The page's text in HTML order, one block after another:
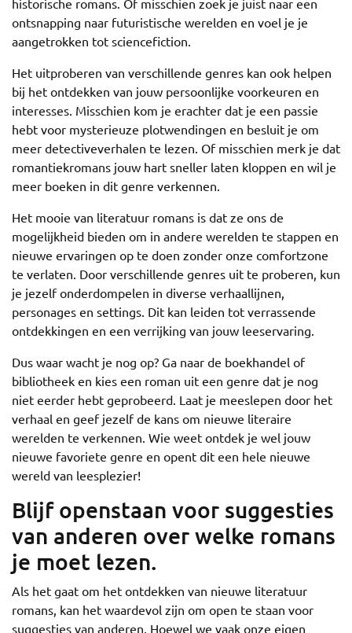
historische romans. Of misschien zoek je juist naar een
ontsnapping naar futuristische werelden en voel je je
aangetrokken tot sciencefiction.
Het uitproberen van verschillende genres kan ook helpen
bij het ontdekken van jouw persoonlijke voorkeuren en
interesses. Misschien kom je erachter dat je een passie
hebt voor mysterieuze plotwendingen en besluit je om
meer detectiveverhalen te lezen. Of misschien merk je dat
romantiekromans jouw hart sneller laten kloppen en wil je
meer boeken in dit genre verkennen.
Het mooie van literatuur romans is dat ze ons de
mogelijkheid bieden om in andere werelden te stappen en
nieuwe ervaringen op te doen zonder onze comfortzone
te verlaten. Door verschillende genres uit te proberen, kun
je jezelf onderdompelen in diverse verhaallijnen,
personages en settings. Dit kan leiden tot verrassende
ontdekkingen en een verrijking van jouw leeservaring.
Dus waar wacht je nog op? Ga naar de boekhandel of
bibliotheek en kies een roman uit een genre dat je nog
niet eerder hebt geprobeerd. Laat je meeslepen door het
verhaal en geef jezelf de kans om nieuwe literaire
werelden te verkennen. Wie weet ontdek je wel jouw
nieuwe favoriete genre en opent dit een hele nieuwe
wereld van leesplezier!
Blijf openstaan voor suggesties
van anderen over welke romans
je moet lezen.
Als het gaat om het ontdekken van nieuwe literatuur
romans, kan het waardevol zijn om open te staan voor
suggesties van anderen. Hoewel we vaak onze eigen